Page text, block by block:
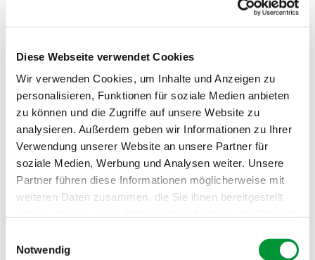
Diese Webseite verwendet Cookies
Wir verwenden Cookies, um Inhalte und Anzeigen zu
personalisieren, Funktionen für soziale Medien anbieten
zu können und die Zugriffe auf unsere Website zu
analysieren. Außerdem geben wir Informationen zu Ihrer
Verwendung unserer Website an unsere Partner für
soziale Medien, Werbung und Analysen weiter. Unsere
Partner führen diese Informationen möglicherweise mit
weiteren Daten zusammen, die Sie ihnen bereitgestellt
Notwendig
Downloads
Guggenberger kocht
Rezept Februar 2024
Szegediner Gulasch auf meine Art
Zutaten für ca. 4 Personen
150 Gramm gerauchter, roher Schweinebauch in kleine